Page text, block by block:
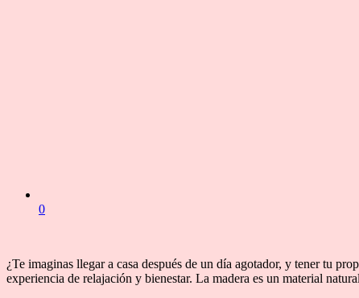
0
¿Te imaginas llegar a casa después de un día agotador, y tener tu
experiencia de relajación y bienestar. La madera es un material